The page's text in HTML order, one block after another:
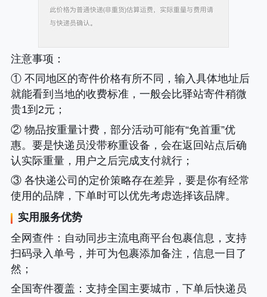
注意事项 ：
① 不同地区的寄件价格有所不同，输入具体地址后
就能看到当地的收费标准，一般会比驿站寄件稍微
贵1到2元；
② 物品按重量计费，部分活动可能有“免首重”优
惠。要是快递员没带称重设备，会在返回站点后确
认实际重量，用户之后完成支付就行；
③ 各快递公司的定价策略存在差异，要是你有经常
使用的品牌，下单时可以优先考虑选择该品牌。
实用服务优势
全网查件：自动同步主流电商平台包裹信息，支持
扫码录入单号，并可为包裹添加备注，信息一目了
然；
全国寄件覆盖 ：支持全国主要城市，下单后快递员